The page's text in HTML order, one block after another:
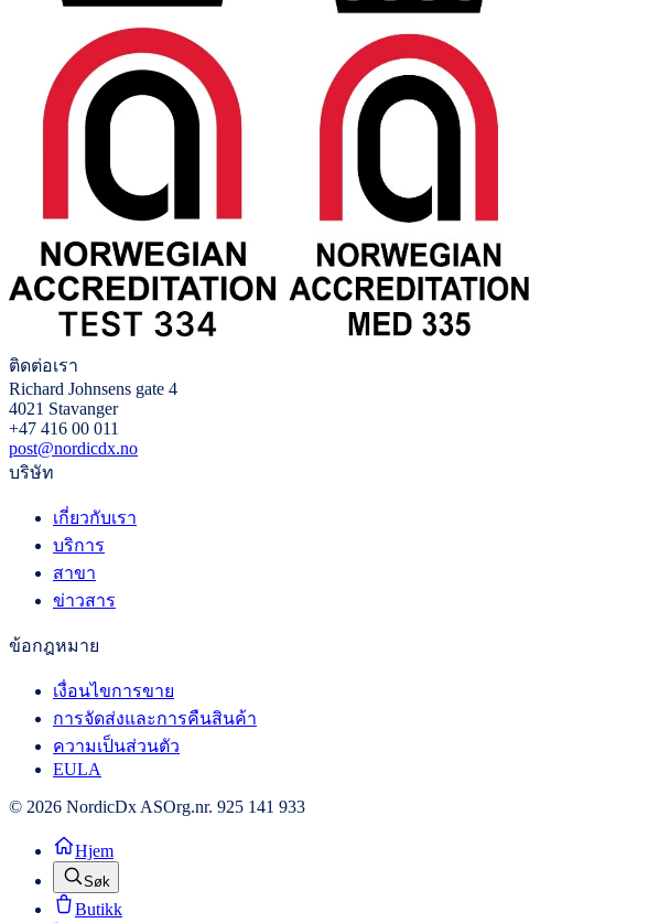
ติดต่อเรา
Richard Johnsens gate 4
4021 Stavanger
+47 416 00 011
post@nordicdx.no
บริษัท
เกี่ยวกับเรา
บริการ
สาขา
ข่าวสาร
ข้อกฎหมาย
เงื่อนไขการขาย
การจัดส่งและการคืนสินค้า
ความเป็นส่วนตัว
EULA
© 2026 NordicDx ASOrg.nr. 925 141 933
Hjem
Søk
Butikk